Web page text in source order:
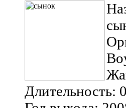
Длительность: